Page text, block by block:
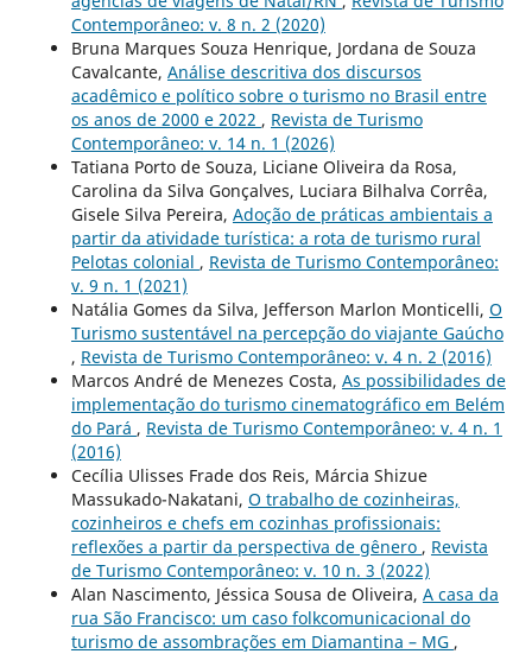
Contemporâneo: v. 8 n. 2 (2020)
Bruna Marques Souza Henrique, Jordana de Souza
Cavalcante, Análise descritiva dos discursos
acadêmico e político sobre o turismo no Brasil entre
os anos de 2000 e 2022 , Revista de Turismo
Contemporâneo: v. 14 n. 1 (2026)
Tatiana Porto de Souza, Liciane Oliveira da Rosa,
Carolina da Silva Gonçalves, Luciara Bilhalva Corrêa,
Gisele Silva Pereira, Adoção de práticas ambientais a
partir da atividade turística: a rota de turismo rural
Pelotas colonial , Revista de Turismo Contemporâneo:
v. 9 n. 1 (2021)
Natália Gomes da Silva, Jefferson Marlon Monticelli, O
Turismo sustentável na percepção do viajante Gaúcho
, Revista de Turismo Contemporâneo: v. 4 n. 2 (2016)
Marcos André de Menezes Costa, As possibilidades de
implementação do turismo cinematográfico em Belém
do Pará , Revista de Turismo Contemporâneo: v. 4 n. 1
(2016)
Cecília Ulisses Frade dos Reis, Márcia Shizue
Massukado-Nakatani, O trabalho de cozinheiras,
cozinheiros e chefs em cozinhas profissionais:
reflexões a partir da perspectiva de gênero , Revista
de Turismo Contemporâneo: v. 10 n. 3 (2022)
Alan Nascimento, Jéssica Sousa de Oliveira, A casa da
rua São Francisco: um caso folkcomunicacional do
turismo de assombrações em Diamantina – MG ,